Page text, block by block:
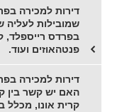
דירות למכירה
שמובילות לעליה
בפרדס רייספלד,
פנטהאוזים ועוד.
דירות למכירה
האם יש קשר בין
קרית אונו, מכלל